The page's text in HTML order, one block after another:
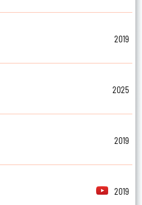
2019
2025
2019
2019